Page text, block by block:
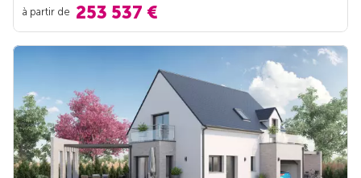
à partir de 253 537 €